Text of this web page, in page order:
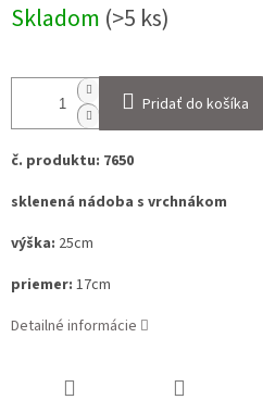
cena:
Skladom (>5 ks)
Pridať do košíka
č. produktu: 7650
sklenená nádoba s vrchnákom
výška: 25cm
priemer: 17cm
Detailné informácie